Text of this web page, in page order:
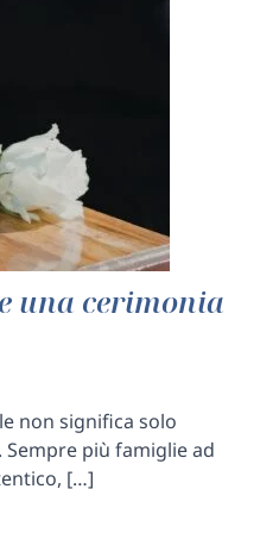
una cerimonia
non significa solo
più famiglie ad
[…]